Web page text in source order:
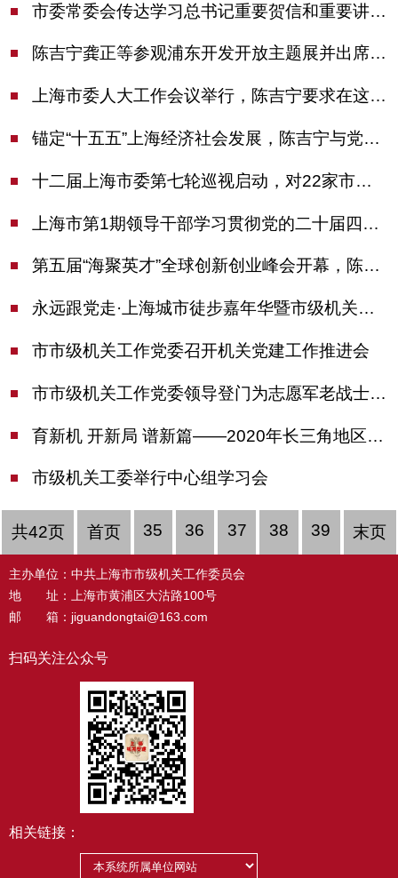
市委常委会传达学习总书记重要贺信和重要讲话精神，研究党建引领物业治理等工作
陈吉宁龚正等参观浦东开发开放主题展并出席座谈会
上海市委人大工作会议举行，陈吉宁要求在这些方面更加奋发有为
锚定“十五五”上海经济社会发展，陈吉宁与党外人士专题协商座谈
十二届上海市委第七轮巡视启动，对22家市管单位开展常规巡视
上海市第1期领导干部学习贯彻党的二十届四中全会精神专题研讨班开班，陈吉宁作专题报告
第五届“海聚英才”全球创新创业峰会开幕，陈吉宁出席并启动新一届大赛
永远跟党走·上海城市徒步嘉年华暨市级机关运动会开幕
市市级机关工作党委召开机关党建工作推进会
市市级机关工作党委领导登门为志愿军老战士佩戴纪念章
育新机 开新局 谱新篇——2020年长三角地区机关党建工作研讨会在南京召开
市级机关工委举行中心组学习会
共42页 首页 35 36 37 38 39 末页